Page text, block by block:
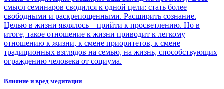
смысл семинаров сводился к одной цели: стать более
свободными и раскрепощенными. Расширить сознание.
Целью в жизни являлось – прийти к просветлению. Но в
итоге, такое отношение к жизни приводит к легкому
отношению к жизни, к смене приоритетов, к смене
традиционных взглядов на семью, на жизнь, способствующих
ограждению человека от социума.
Влияние и вред медитации